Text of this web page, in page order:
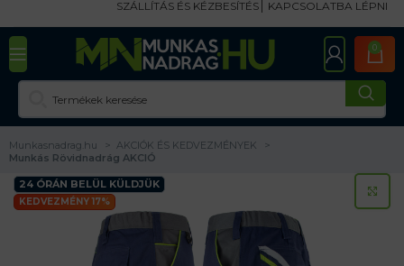
SZÁLLÍTÁS ÉS KÉZBESÍTÉS KAPCSOLATBA LÉPNI
0
Munkasnadrag.hu
AKCIÓK ÉS KEDVEZMÉNYEK
Munkás Rövidnadrág AKCIÓ
24 ÓRÁN BELÜL KÜLDJÜK
KEDVEZMÉNY 17%